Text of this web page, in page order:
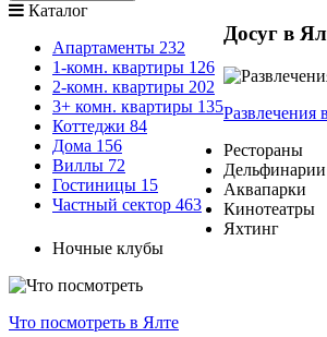
Каталог
Апартаменты 232
1-комн. квартиры 126
2-комн. квартиры 202
3+ комн. квартиры 135
Коттеджи 84
Дома 156
Виллы 72
Гостиницы 15
Частный сектор 463
Досуг в
Развлечения
Рестораны
Дельфинарии
Аквапарки
Кинотеатры
Яхтинг
Ночные клубы
Что посмотреть в Ялте